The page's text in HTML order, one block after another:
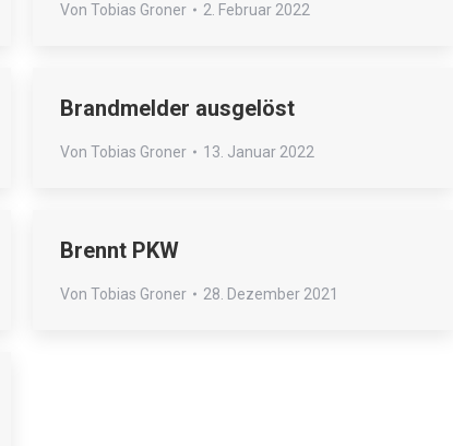
Von Tobias Groner 2. Februar 2022
Brandmelder ausgelöst
Von Tobias Groner 13. Januar 2022
Brennt PKW
Von Tobias Groner 28. Dezember 2021